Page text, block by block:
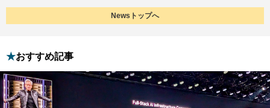
Newsトップへ
おすすめ記事